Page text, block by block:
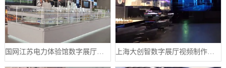
国网江苏电力体验馆数字展厅案例